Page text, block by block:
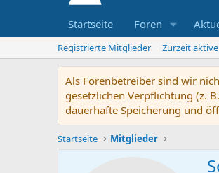
Startseite Foren
Registrierte Mitglieder Zurzeit
Als Forenbetreiber sind wir
gesetzlichen Verpflichtung (z.
dauerhafte Speicherung und
Startseite Mitglieder